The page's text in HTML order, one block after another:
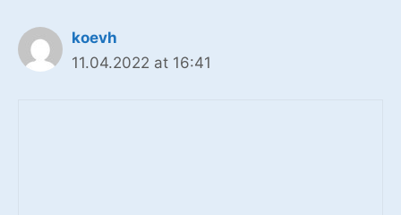
koevh
11.04.2022 at 16:41